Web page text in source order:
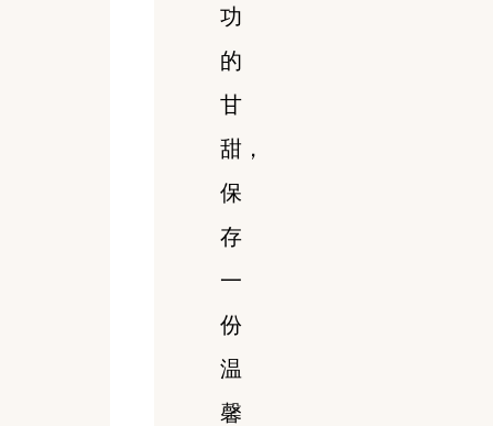
功
的
甘
甜，
保
存
一
份
温
馨